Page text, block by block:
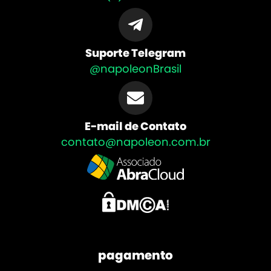
Suporte Telegram
@napoleonBrasil
E-mail de Contato
contato@napoleon.com.br
pagamento